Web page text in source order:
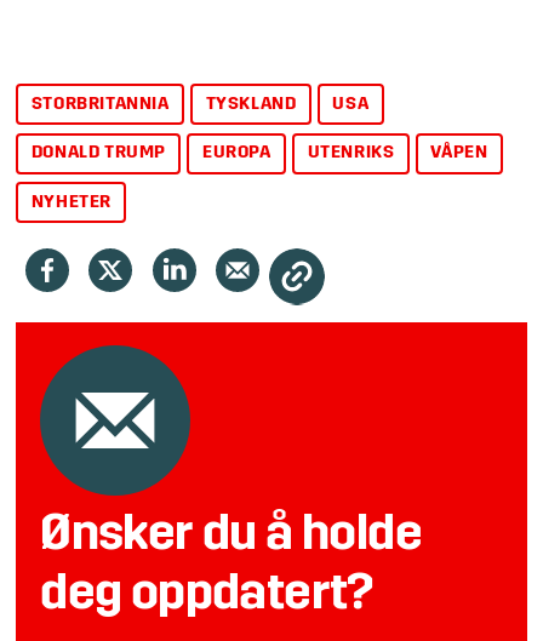
STORBRITANNIA TYSKLAND USA
DONALD TRUMP EUROPA UTENRIKS VÅPEN
NYHETER
Ønsker du å holde
deg oppdatert?